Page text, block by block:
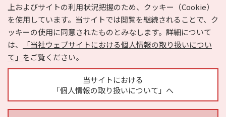
上およびサイトの利用状況把握のため、クッキー（Cookie）
を使用しています。当サイトでは閲覧を継続されることで、ク
ッキーの使用に同意されたものとみなします。詳細について
は、
「当社ウェブサイトにおける個人情報の取り扱いについ
て」 をご覧ください。
当サイトにおける
「個人情報の取り扱いについて」へ
e-NAVITA（イーナビタ）とは？ お気に入り
ヘルプ
利用規約
個人情報の取り扱いについて
運営会社
サイトマップ
広告掲載に関するお問い合わせ